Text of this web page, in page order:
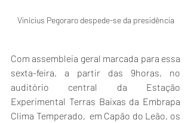
Vinícius Pegoraro despede-se da presidência
Com assembleia geral marcada para essa
sexta-feira, a partir das 9horas, no
auditório central da Estação
Experimental Terras Baixas da Embrapa
Clima Temperado,  em Capão do Leão, os